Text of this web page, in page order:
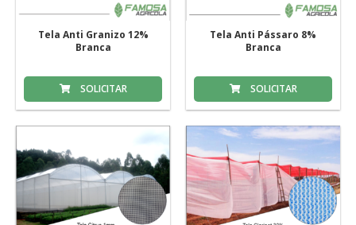
Tela Anti Granizo 12%
Branca
SOLICITAR
Tela Anti Pássaro 8%
Branca
SOLICITAR